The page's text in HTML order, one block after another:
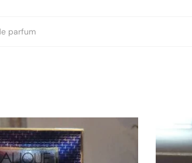
parfum